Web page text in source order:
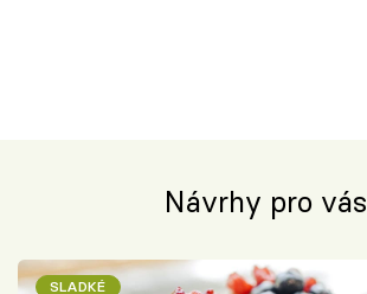
Návrhy pro vás
SLADKÉ